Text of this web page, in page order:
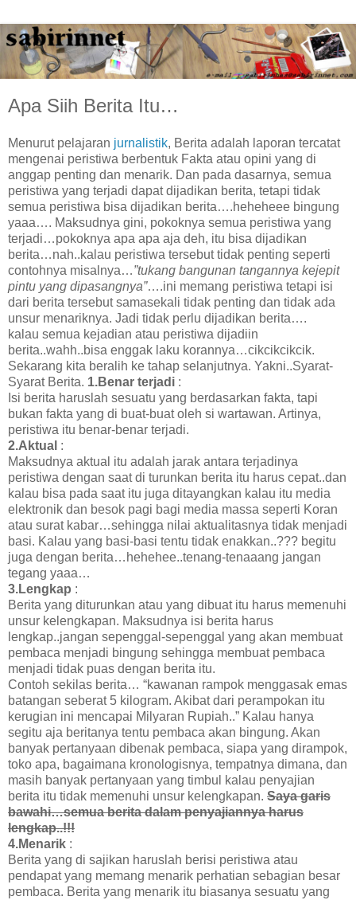
Apa Siih Berita Itu…
Menurut pelajaran jurnalistik, Berita adalah laporan tercatat
mengenai peristiwa berbentuk Fakta atau opini yang di
anggap penting dan menarik. Dan pada dasarnya, semua
peristiwa yang terjadi dapat dijadikan berita, tetapi tidak
semua peristiwa bisa dijadikan berita….heheheee bingung
yaaa…. Maksudnya gini, pokoknya semua peristiwa yang
terjadi…pokoknya apa apa aja deh, itu bisa dijadikan
berita…nah..kalau peristiwa tersebut tidak penting seperti
contohnya misalnya…”tukang bangunan tangannya kejepit
pintu yang dipasangnya”….ini memang peristiwa tetapi isi
dari berita tersebut samasekali tidak penting dan tidak ada
unsur menariknya. Jadi tidak perlu dijadikan berita….
kalau semua kejadian atau peristiwa dijadiin
berita..wahh..bisa enggak laku korannya…cikcikcikcik.
Sekarang kita beralih ke tahap selanjutnya. Yakni..Syarat-
Syarat Berita. 1.Benar terjadi :
Isi berita haruslah sesuatu yang berdasarkan fakta, tapi
bukan fakta yang di buat-buat oleh si wartawan. Artinya,
peristiwa itu benar-benar terjadi.
2.Aktual :
Maksudnya aktual itu adalah jarak antara terjadinya
peristiwa dengan saat di turunkan berita itu harus cepat..dan
kalau bisa pada saat itu juga ditayangkan kalau itu media
elektronik dan besok pagi bagi media massa seperti Koran
atau surat kabar…sehingga nilai aktualitasnya tidak menjadi
basi. Kalau yang basi-basi tentu tidak enakkan..??? begitu
juga dengan berita…hehehee..tenang-tenaaang jangan
tegang yaaa…
3.Lengkap :
Berita yang diturunkan atau yang dibuat itu harus memenuhi
unsur kelengkapan. Maksudnya isi berita harus
lengkap..jangan sepenggal-sepenggal yang akan membuat
pembaca menjadi bingung sehingga membuat pembaca
menjadi tidak puas dengan berita itu.
Contoh sekilas berita… “kawanan rampok menggasak emas
batangan seberat 5 kilogram. Akibat dari perampokan itu
kerugian ini mencapai Milyaran Rupiah..” Kalau hanya
segitu aja beritanya tentu pembaca akan bingung. Akan
banyak pertanyaan dibenak pembaca, siapa yang dirampok,
toko apa, bagaimana kronologisnya, tempatnya dimana, dan
masih banyak pertanyaan yang timbul kalau penyajian
berita itu tidak memenuhi unsur kelengkapan. Saya garis
bawahi…semua berita dalam penyajiannya harus
lengkap..!!!
4.Menarik :
Berita yang di sajikan haruslah berisi peristiwa atau
pendapat yang memang menarik perhatian sebagian besar
pembaca. Berita yang menarik itu biasanya sesuatu yang